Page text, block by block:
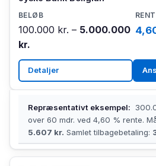
100.000 kr. – 5.000.000
kr.
Detaljer
Repræsentativt eksempel:
over 60 mdr. ved 4,60 % rente.
5.607 kr. Samlet tilbagebetaling: